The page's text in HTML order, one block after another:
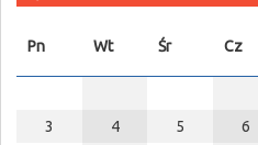
Pn Wt Śr Cz
3
4 5 6